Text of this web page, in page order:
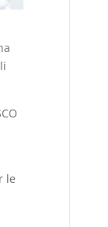
le